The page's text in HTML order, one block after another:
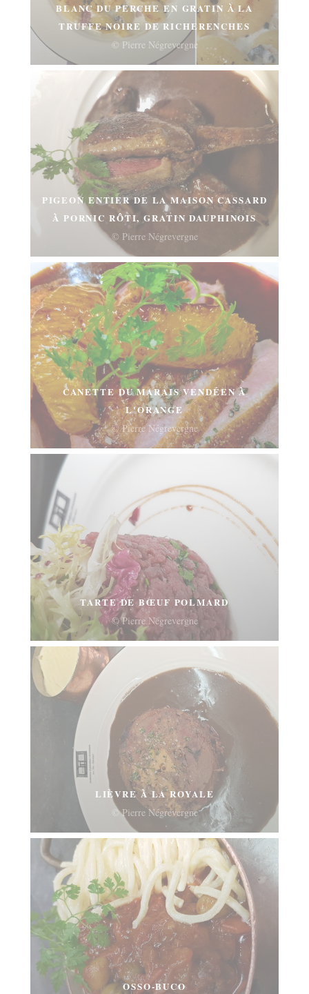
BLANC DU PERCHE EN GRATIN À LA
TRUFFE NOIRE DE RICHERENCHES
© Pierre Négrevergne
PIGEON ENTIER DE LA MAISON CASSARD
À PORNIC RÔTI, GRATIN DAUPHINOIS
© Pierre Négrevergne
CANETTE DU MARAIS VENDÉEN À
L'ORANGE
© Pierre Négrevergne
TARTE DE BŒUF POLMARD
© Pierre Négrevergne
LIÈVRE À LA ROYALE
© Pierre Négrevergne
OSSO-BUCO